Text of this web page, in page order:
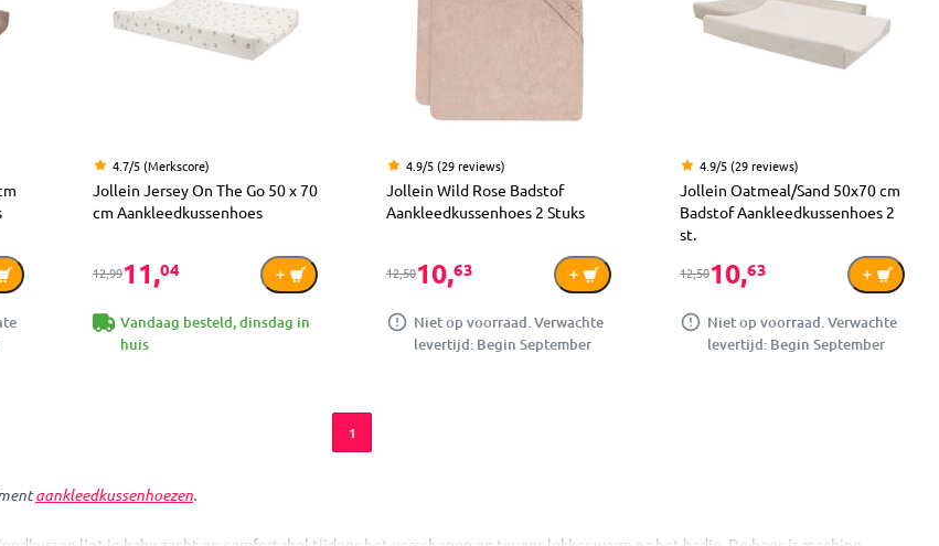
4.7/5 (Merkscore)
Jollein Jersey On The Go 50 x 70
cm Aankleedkussenhoes
12,9911,04
Vandaag besteld, dinsdag in
huis
4.9/5 (29 reviews)
Jollein Wild Rose Badstof
Aankleedkussenhoes 2 Stuks
12,5010,63
Niet op voorraad. Verwachte
levertijd: Begin September
4.9/5 (29 reviews)
Jollein Oatmeal/Sand 50x70 cm
Badstof Aankleedkussenhoes 2
st.
12,5010,63
Niet op voorraad. Verwachte
levertijd: Begin September
1
aankleedkussenhoezen.